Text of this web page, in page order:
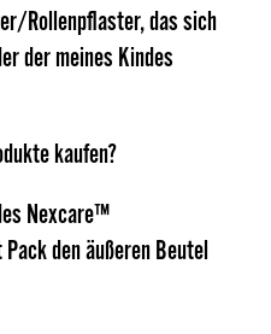
Rollenpflaster, das sich
der meines Kindes
kaufen?
Nexcare™
den äußeren Beutel